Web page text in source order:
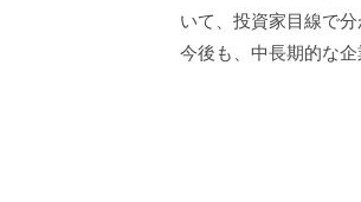
いて、投資家目線で
今後も、中長期的な